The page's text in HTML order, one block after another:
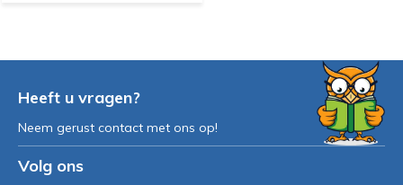
Heeft u vragen?
Neem gerust contact met ons op!
Volg ons